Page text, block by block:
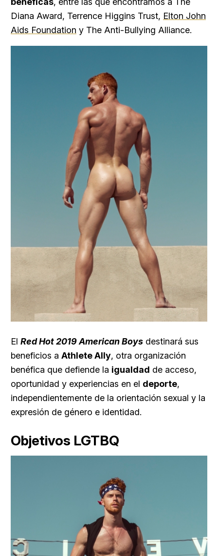
Diana Award, Terrence Higgins Trust, Elton John
Aids Foundation y The Anti-Bullying Alliance.
El Red Hot 2019 American Boys destinará sus
beneficios a Athlete Ally, otra organización
benéfica que defiende la igualdad de acceso,
oportunidad y experiencias en el deporte,
independientemente de la orientación sexual y la
expresión de género e identidad.
Objetivos LGTBQ